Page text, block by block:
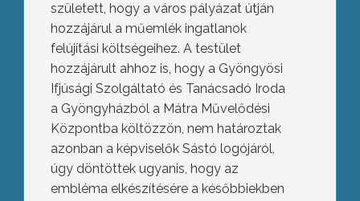
született, hogy a város pályázat útján
hozzájárul a műemlék ingatlanok
felújítási költségeihez. A testület
hozzájárult ahhoz is, hogy a Gyöngyösi
Ifjúsági Szolgáltató és Tanácsadó Iroda
a Gyöngyházból a Mátra Művelődési
Központba költözzön, nem határoztak
azonban a képviselők Sástó logójáról,
úgy döntöttek ugyanis, hogy az
embléma elkészítésére a későbbiekben
Kövek és épületek – rendhagyó séta